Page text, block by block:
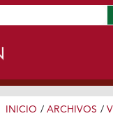
INICIO / ARCHIVOS /